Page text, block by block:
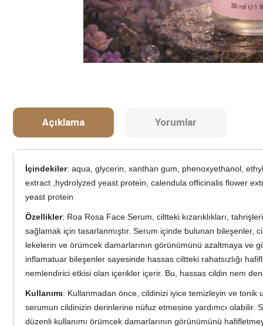
Açıklama Yorumlar
İçindekiler: aqua, glycerin, xanthan gum, phenoxyethanol,
extract ,hydrolyzed yeast protein, calendula officinalis flower
yeast protein
Özellikler: Roa Rosa Face Serum, ciltteki kızarıklıkları,
sağlamak için tasarlanmıştır. Serum içinde bulunan bileşenler,
lekelerin ve örümcek damarlarının görünümünü azaltmaya ve
inflamatuar bileşenler sayesinde hassas ciltteki rahatsızlığı
nemlendirici etkisi olan içerikler içerir. Bu, hassas cildin nem
Kullanımı: Kullanmadan önce, cildinizi iyice temizleyin ve tonik
serumun cildinizin derinlerine nüfuz etmesine yardımcı
düzenli kullanımı örümcek damarlarının görünümünü